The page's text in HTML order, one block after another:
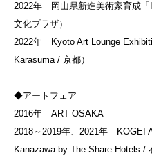
2022年 岡山県新進美術家育成「
文化プラザ）
2022年 Kyoto Art Lounge
Karasuma / 京都）
◆アートフェア
2016年 ART OSAKA
2018～2019年、2021年 KOGEI
Kanazawa by The Share Hotels /